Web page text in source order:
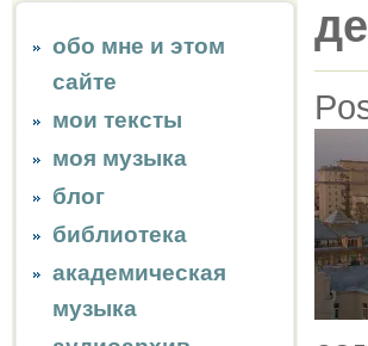
обо мне и этом
сайте
мои тексты
моя музыка
блог
библиотека
академическая
музыка